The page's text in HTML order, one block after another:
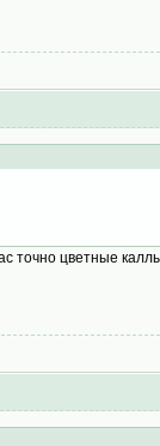
точно цветные